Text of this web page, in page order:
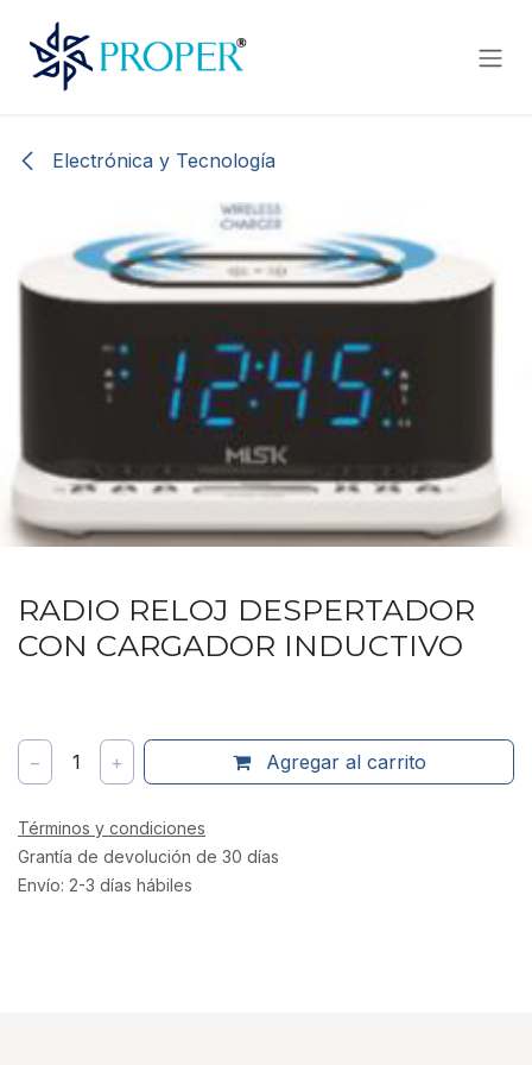
Electrónica y Tecnología
RADIO RELOJ DESPERTADOR
CON CARGADOR INDUCTIVO
− 1 + Agregar al carrito
Términos y condiciones
Grantía de devolución de 30 días
Envío: 2-3 días hábiles